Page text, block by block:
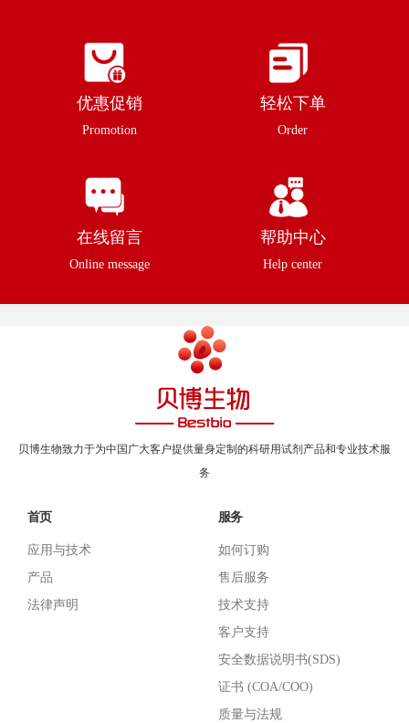
优惠促销
Promotion
轻松下单
Order
在线留言
Online message
帮助中心
Help center
贝博生物致力于为中国广大客户提供量身定制的科研用试剂产品和专业技术服
务
首页
应用与技术
产品
法律声明
服务
如何订购
售后服务
技术支持
客户支持
安全数据说明书(SDS)
证书 (COA/COO)
质量与法规